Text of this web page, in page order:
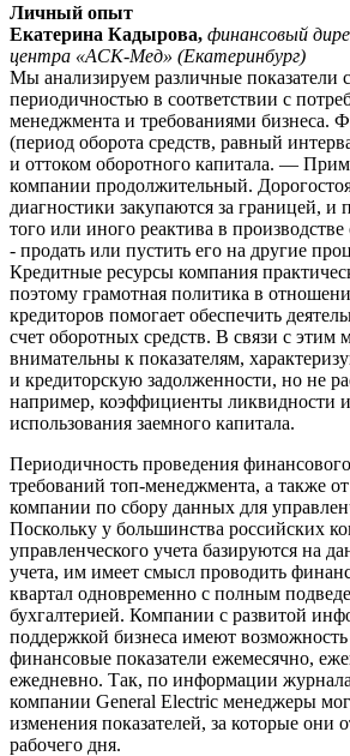
Личный опыт
Екатерина Кадырова, финансовый
центра «АСК-Мед» (Екатеринбург)
Мы анализируем различные показатели
периодичностью в соответствии с
менеджмента и требованиями бизнеса.
(период оборота средств, равный
и оттоком оборотного капитала. —
компании продолжительный.
диагностики закупаются за границей, и
того или иного реактива в
- продать или пустить его на другие
Кредитные ресурсы компания
поэтому грамотная политика в
кредиторов помогает обеспечить
счет оборотных средств. В связи с этим
внимательны к показателям,
и кредиторскую задолженности, но не
например, коэффициенты ликвидности
использования заемного капитала.
Периодичность проведения
требований топ-менеджмента, а также
компании по сбору данных для
Поскольку у большинства российских
управленческого учета базируются на
учета, им имеет смысл проводить
квартал одновременно с полным
бухгалтерией. Компании с развитой
поддержкой бизнеса имеют возможность
финансовые показатели ежемесячно,
ежедневно. Так, по информации
компании General Electric менеджеры
изменения показателей, за которые они
рабочего дня.